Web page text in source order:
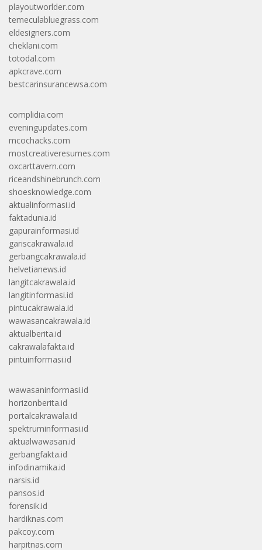
playoutworlder.com
temeculabluegrass.com
eldesigners.com
cheklani.com
totodal.com
apkcrave.com
bestcarinsurancewsa.com
complidia.com
eveningupdates.com
mcochacks.com
mostcreativeresumes.com
oxcarttavern.com
riceandshinebrunch.com
shoesknowledge.com
aktualinformasi.id
faktadunia.id
gapurainformasi.id
gariscakrawala.id
gerbangcakrawala.id
helvetianews.id
langitcakrawala.id
langitinformasi.id
pintucakrawala.id
wawasancakrawala.id
aktualberita.id
cakrawalafakta.id
pintuinformasi.id
wawasaninformasi.id
horizonberita.id
portalcakrawala.id
spektruminformasi.id
aktualwawasan.id
gerbangfakta.id
infodinamika.id
narsis.id
pansos.id
forensik.id
hardiknas.com
pakcoy.com
harpitnas.com